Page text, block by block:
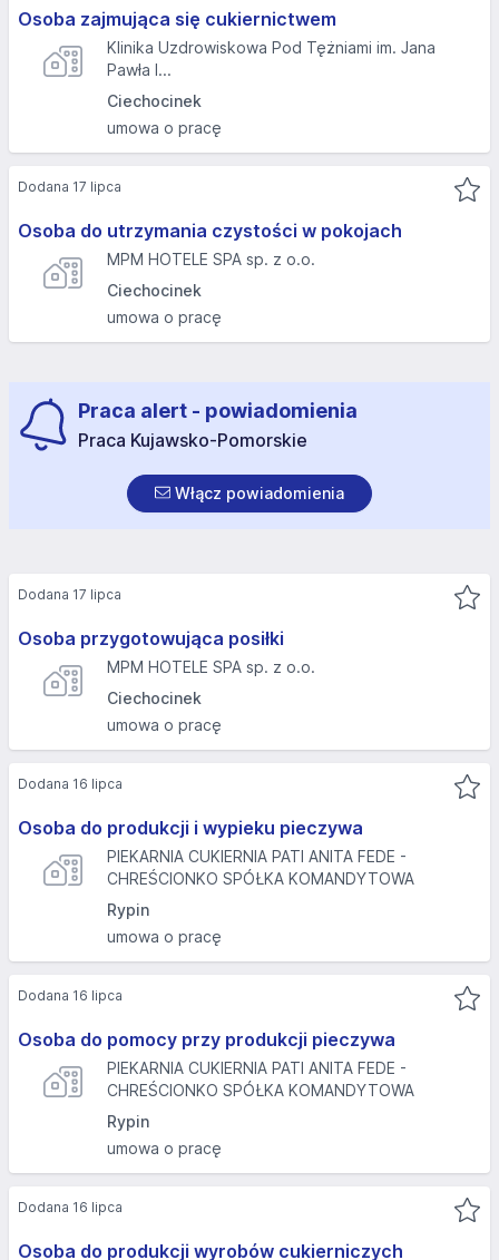
Osoba zajmująca się cukiernictwem
Klinika Uzdrowiskowa Pod Tężniami im. Jana
Pawła I...
Ciechocinek
umowa o pracę
Osoba do utrzymania czystości w pokojach
MPM HOTELE SPA sp. z o.o.
Ciechocinek
umowa o pracę
Dodana 17 lipca
Praca alert - powiadomienia
Praca Kujawsko-Pomorskie
Włącz powiadomienia
Osoba przygotowująca posiłki
MPM HOTELE SPA sp. z o.o.
Ciechocinek
umowa o pracę
Dodana 17 lipca
Osoba do produkcji i wypieku pieczywa
PIEKARNIA CUKIERNIA PATI ANITA FEDE -
CHREŚCIONKO SPÓŁKA KOMANDYTOWA
Rypin
umowa o pracę
Dodana 16 lipca
Osoba do pomocy przy produkcji pieczywa
PIEKARNIA CUKIERNIA PATI ANITA FEDE -
CHREŚCIONKO SPÓŁKA KOMANDYTOWA
Rypin
umowa o pracę
Dodana 16 lipca
Osoba do produkcji wyrobów cukierniczych
Dodana 16 lipca